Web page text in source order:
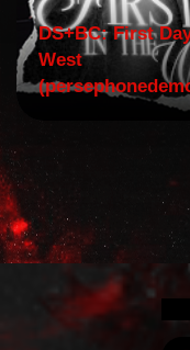
DS+BC: First
West